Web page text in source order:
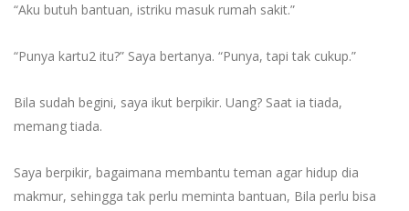
“Aku butuh bantuan, istriku masuk rumah sakit.”
“Punya kartu2 itu?” Saya bertanya. “Punya, tapi tak cukup.”
Bila sudah begini, saya ikut berpikir. Uang? Saat ia tiada,
memang tiada.
Saya berpikir, bagaimana membantu teman agar hidup dia
makmur, sehingga tak perlu meminta bantuan, Bila perlu bisa